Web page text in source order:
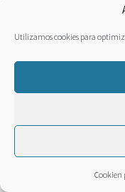
Utilizamos cookies para
Garatu du/